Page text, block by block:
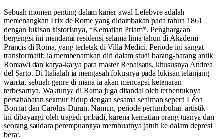
Sebuah momen penting dalam karier awal Lefebvre adalah
memenangkan Prix de Rome yang didambakan pada tahun 1861
dengan lukisan historisnya, *Kematian Priam*. Penghargaan
bergengsi ini mendanai residensi selama lima tahun di Akademi
Prancis di Roma, yang terletak di Villa Medici. Periode ini sangat
transformatif; ia membenamkan diri dalam studi barang-barang antik
Romawi dan karya-karya para master Renaisans, khususnya Andrea
del Sarto. Di Italialah ia mengasah fokusnya pada lukisan telanjang
wanita, sebuah genre di mana ia akan mencapai ketenaran
terbesarnya. Waktunya di Roma juga ditandai oleh terbentuknya
persahabatan seumur hidup dengan sesama seniman seperti Léon
Bonnat dan Carolus-Duran. Namun, periode pertumbuhan artistik
ini dibayangi oleh tragedi pribadi, karena kematian orang tuanya dan
seorang saudara perempuannya membuatnya jatuh ke dalam depresi
berat.